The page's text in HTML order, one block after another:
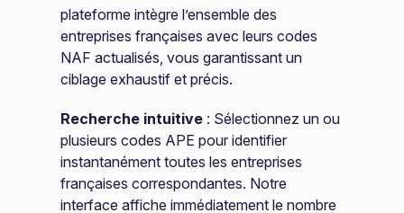
plateforme intègre l’ensemble des
entreprises françaises avec leurs codes
NAF actualisés, vous garantissant un
ciblage exhaustif et précis.
Recherche intuitive : Sélectionnez un ou
plusieurs codes APE pour identifier
instantanément toutes les entreprises
françaises correspondantes. Notre
interface affiche immédiatement le nombre